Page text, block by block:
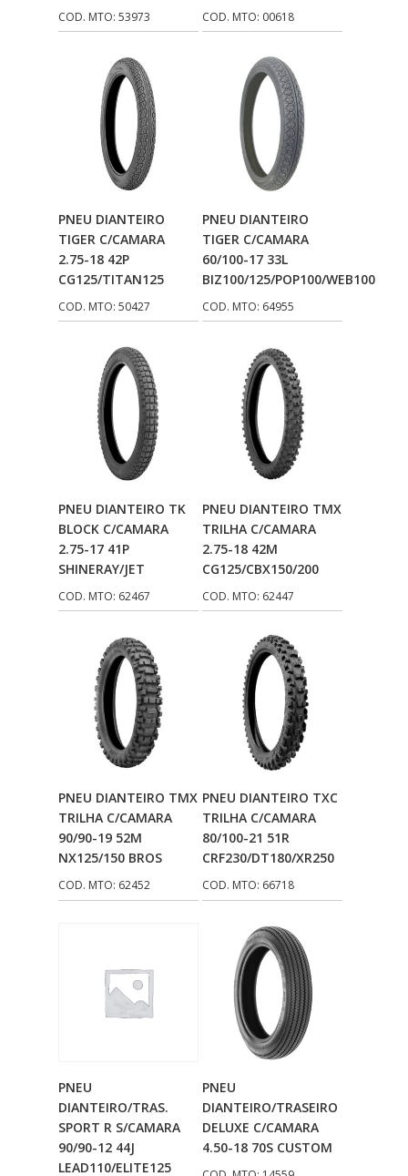
COD. MTO: 53973 COD. MTO: 00618
Adicionar Ao
Carrinho
PNEU DIANTEIRO
TIGER C/CAMARA
2.75-18 42P
CG125/TITAN125
COD. MTO: 50427
Adicionar Ao
Carrinho
PNEU DIANTEIRO
TIGER C/CAMARA
60/100-17 33L
BIZ100/125/POP100/WEB100
COD. MTO: 64955
Adicionar Ao
Carrinho
PNEU DIANTEIRO TK
BLOCK C/CAMARA
2.75-17 41P
SHINERAY/JET
COD. MTO: 62467
Adicionar Ao
Carrinho
PNEU DIANTEIRO TMX
TRILHA C/CAMARA
2.75-18 42M
CG125/CBX150/200
COD. MTO: 62447
Adicionar Ao
Carrinho
PNEU DIANTEIRO TMX
TRILHA C/CAMARA
90/90-19 52M
NX125/150 BROS
COD. MTO: 62452
Adicionar Ao
Carrinho
PNEU DIANTEIRO TXC
TRILHA C/CAMARA
80/100-21 51R
CRF230/DT180/XR250
COD. MTO: 66718
Carrinho
PNEU
DIANTEIRO/TRAS.
SPORT R S/CAMARA
90/90-12 44J
LEAD110/ELITE125
Carrinho
PNEU
DIANTEIRO/TRASEIRO
DELUXE C/CAMARA
4.50-18 70S CUSTOM